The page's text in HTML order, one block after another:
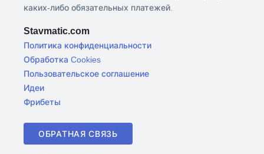
каких-либо обязательных платежей.
Stavmatic.com
Политика конфиденциальности
Обработка Cookies
Пользовательское соглашение
Идеи
Фрибеты
ОБРАТНАЯ СВЯЗЬ